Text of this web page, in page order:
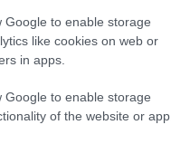
Google to enable storage
like cookies on web or
in apps.
Google to enable storage
of the website or app.